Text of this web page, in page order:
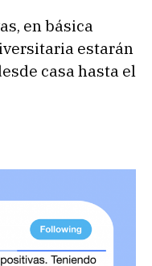
en básica
estarán
casa hasta el